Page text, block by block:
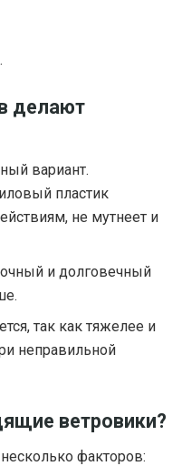
делают
вариант.
пластик
не мутнеет и
и долговечный
так как тяжелее и
неправильной
ветровики?
факторов: